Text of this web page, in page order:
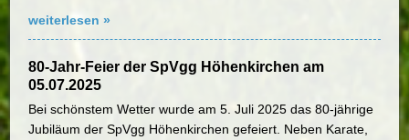
weiterlesen »
80-Jahr-Feier der SpVgg Höhenkirchen am
05.07.2025
Bei schönstem Wetter wurde am 5. Juli 2025 das 80-jährige
Jubiläum der SpVgg Höhenkirchen gefeiert. Neben Karate,